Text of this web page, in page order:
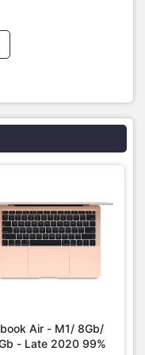
chụp ảnh HDR
nét với độ chi tiết
Đèn flash True Tone
Air - M1/ 8Gb/
- Late 2020 99%